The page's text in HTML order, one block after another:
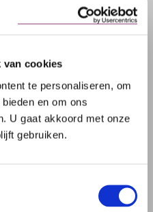
van cookies
te personaliseren, om
en om ons
U gaat akkoord met onze
gebruiken.
van Koophandel.
met het opstellen
een rechtspersoon